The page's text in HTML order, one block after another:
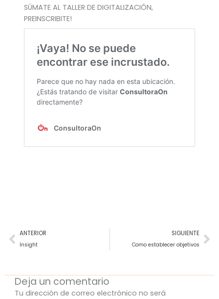
SÚMATE AL TALLER DE DIGITALIZACIÓN,
PREINSCRIBITE!
AntANTERIOR
Insight
SIGUIENTE
Como establecer objetivos
Deja un comentario
Tu dirección de correo electrónico no será